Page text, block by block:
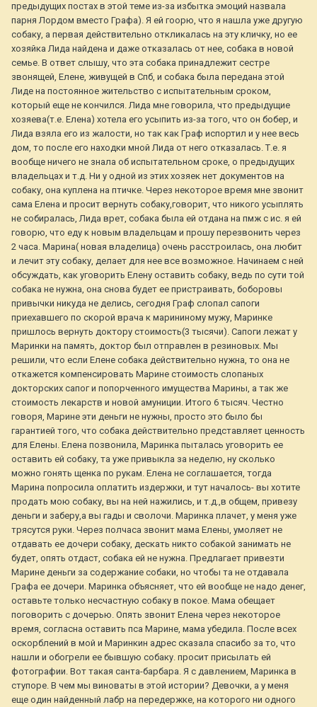
предыдущих постах в этой теме из-за избытка эмоций назвала
парня Лордом вместо Графа). Я ей гоорю, что я нашла уже другую
собаку, а первая действительно откликалась на эту кличку, но ее
хозяйка Лида найдена и даже отказалась от нее, собака в новой
семье. В ответ слышу, что эта собака принадлежит сестре
звонящей, Елене, живущей в Спб, и собака была передана этой
Лиде на постоянное жительство с испытательным сроком,
который еще не кончился. Лида мне говорила, что предыдущие
хозяева(т.е. Елена) хотела его усыпить из-за того, что он бобер, и
Лида взяла его из жалости, но так как Граф испортил и у нее весь
дом, то после его находки мной Лида от него отказалась. Т.е. я
вообще ничего не знала об испытательном сроке, о предыдущих
владельцах и т.д. Ни у одной из этих хозяек нет документов на
собаку, она куплена на птичке. Через некоторое время мне звонит
сама Елена и просит вернуть собаку,говорит, что никого усыплять
не собиралась, Лида врет, собака была ей отдана на пмж с ис. я ей
говорю, что еду к новым владельцам и прошу перезвонить через
2 часа. Марина( новая владелица) очень расстроилась, она любит
и лечит эту собаку, делает для нее все возможное. Начинаем с ней
обсуждать, как уговорить Елену оставить собаку, ведь по сути той
собака не нужна, она снова будет ее пристраивать, боборовы
привычки никуда не делись, сегодня Граф слопал сапоги
приехавшего по скорой врача к марининому мужу, Маринке
пришлось вернуть доктору стоимость(3 тысячи). Сапоги лежат у
Маринки на память, доктор был отправлен в резиновых. Мы
решили, что если Елене собака действительно нужна, то она не
откажется компенсировать Марине стоимость слопаных
докторских сапог и попорченного имущества Марины, а так же
стоимость лекарств и новой амуниции. Итого 6 тысяч. Честно
говоря, Марине эти деньги не нужны, просто это было бы
гарантией того, что собака действительно представляет ценность
для Елены. Елена позвонила, Маринка пыталась уговорить ее
оставить ей собаку, та уже привыкла за неделю, ну сколько
можно гонять щенка по рукам. Елена не соглашается, тогда
Марина попросила оплатить издержки, и тут началось- вы хотите
продать мою собаку, вы на ней нажились, и т.д.,в общем, привезу
деньги и заберу,а вы гады и сволочи. Маринка плачет, у меня уже
трясутся руки. Через полчаса звонит мама Елены, умоляет не
отдавать ее дочери собаку, дескать никто собакой занимать не
будет, опять отдаст, собака ей не нужна. Предлагает привезти
Марине деньги за содержание собаки, но чтобы та не отдавала
Графа ее дочери. Маринка объясняет, что ей вообще не надо денег,
оставьте только несчастную собаку в покое. Мама обещает
поговорить с дочерью. Опять звонит Елена через некоторое
время, согласна оставить пса Марине, мама убедила. После всех
оскорблений в мой и Маринкин адрес сказала спасибо за то, что
нашли и обогрели ее бывшую собаку. просит присылать ей
фотографии. Вот такая санта-барбара. Я с давлением, Маринка в
ступоре. В чем мы виноваты в этой истории? Девочки, а у меня
еще один найденный лабр на передержке, на которого ни одного